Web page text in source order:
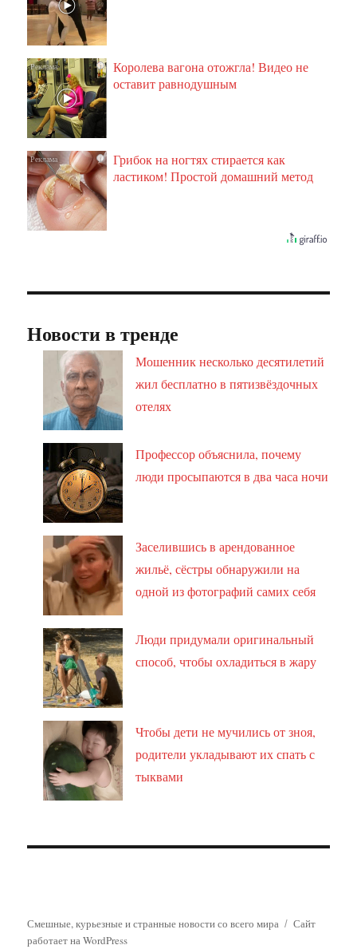
i
Королева вагона отожгла! Видео не
оставит равнодушным
i
Грибок на ногтях стирается как
ластиком! Простой домашний метод
Новости в тренде
Мошенник несколько десятилетий
жил бесплатно в пятизвёздочных
отелях
Профессор объяснила, почему
люди просыпаются в два часа ночи
Заселившись в арендованное
жильё, сёстры обнаружили на
одной из фотографий самих себя
Люди придумали оригинальный
способ, чтобы охладиться в жару
Чтобы дети не мучились от зноя,
родители укладывают их спать с
тыквами
Смешные, курьезные и странные новости со всего мира
Сайт
работает на WordPress